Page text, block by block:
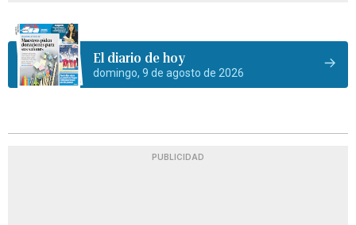
El diario de hoy
domingo, 9 de agosto de 2026
PUBLICIDAD